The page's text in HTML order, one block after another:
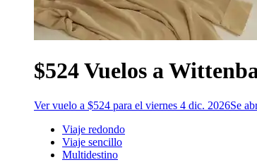
$524 Vuelos a
Ver vuelo a $524 para el viernes 4 dic. 2026Se
Viaje redondo
Viaje sencillo
Multidestino